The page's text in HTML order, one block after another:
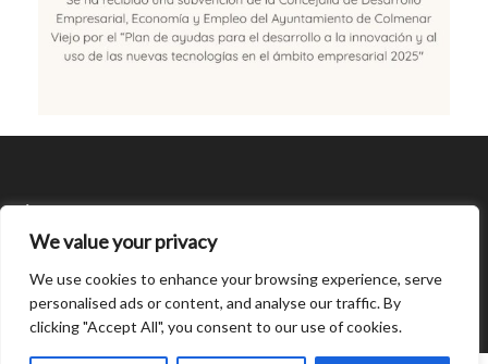
We value your privacy
We use cookies to enhance your browsing experience, serve
personalised ads or content, and analyse our traffic. By
clicking "Accept All", you consent to our use of cookies.
Open